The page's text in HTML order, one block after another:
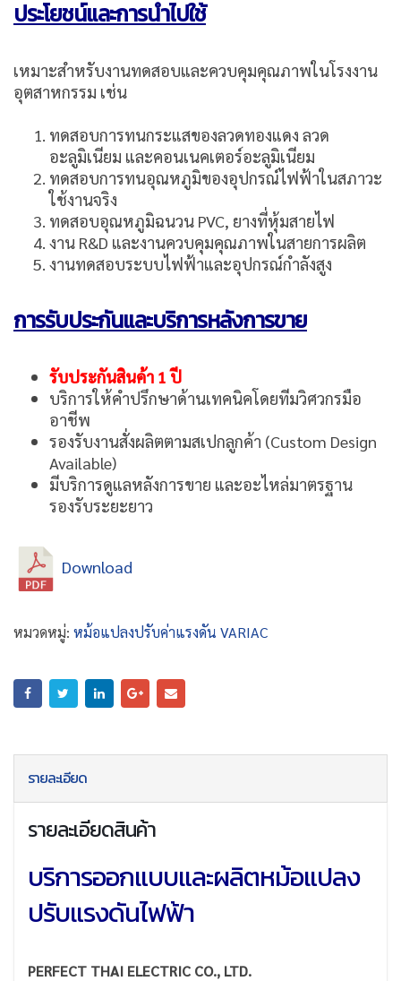
ประโยชน์และการนำไปใช้
เหมาะสำหรับงานทดสอบและควบคุมคุณภาพในโรงงาน
อุตสาหกรรม เช่น
ทดสอบการทนกระแสของลวดทองแดง ลวด
อะลูมิเนียม และคอนเนคเตอร์อะลูมิเนียม
ทดสอบการทนอุณหภูมิของอุปกรณ์ไฟฟ้าในสภาวะ
ใช้งานจริง
ทดสอบอุณหภูมิฉนวน PVC, ยางที่หุ้มสายไฟ
งาน R&D และงานควบคุมคุณภาพในสายการผลิต
งานทดสอบระบบไฟฟ้าและอุปกรณ์กำลังสูง
การรับประกันและบริการหลังการขาย
รับประกันสินค้า 1 ปี
บริการให้คำปรึกษาด้านเทคนิคโดยทีมวิศวกรมือ
อาชีพ
รองรับงานสั่งผลิตตามสเปกลูกค้า (Custom Design
Available)
มีบริการดูแลหลังการขาย และอะไหล่มาตรฐาน
รองรับระยะยาว
Download
หมวดหมู่: หม้อแปลงปรับค่าแรงดัน VARIAC
รายละเอียด
รายละเอียดสินค้า
บริการออกแบบและผลิตหม้อแปลง
ปรับแรงดันไฟฟ้า
PERFECT THAI ELECTRIC CO., LTD.